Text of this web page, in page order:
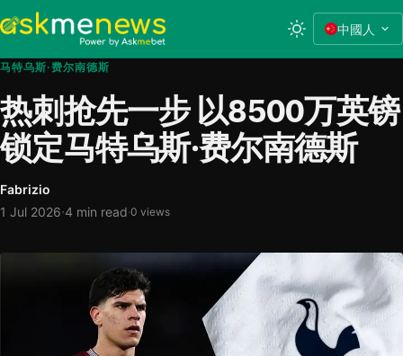
中國人
马特乌斯·费尔南德斯
热刺抢先一步 以8500万英镑
锁定马特乌斯·费尔南德斯
Fabrizio
1 Jul 2026·4 min read·0 views